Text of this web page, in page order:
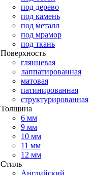
под дерево
под камень
под металл
под мрамор
под ткань
Поверхность
глянцевая
лаппатированная
матовая
патинированная
структурированная
Толщина
6 мм
9 мм
10 мм
11 мм
12 мм
Стиль
Английский